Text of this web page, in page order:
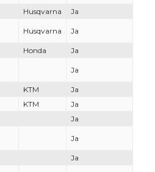
Husqvarna Ja
Husqvarna Ja
Honda Ja
Ja
KTM
Ja
KTM
Ja
Ja
Ja
Ja